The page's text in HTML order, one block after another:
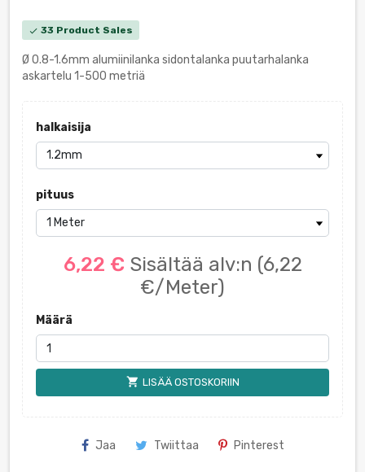
check 33 Product Sales
Ø 0.8-1.6mm alumiinilanka sidontalanka puutarhalanka
askartelu 1-500 metriä
halkaisija
pituus
6,22 € Sisältää alv:n (6,22
€/Meter)
Määrä
shopping_cart LISÄÄ OSTOSKORIIN
Jaa Twiittaa Pinterest